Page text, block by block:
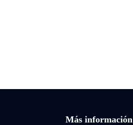
Más información